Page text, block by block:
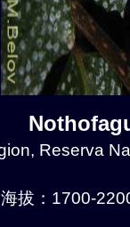
Reserva
海拔：1700-